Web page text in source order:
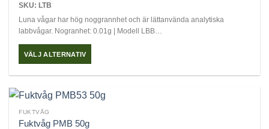
De
olika
alternativen
SKU: LTB
Luna vågar har hög noggrannhet och är lättanvända analytiska
labbvågar. Nogranhet: 0.01g | Modell LBB…
VÄLJ ALTERNATIV
produkten
flera
FUKTVÅG
Fuktvåg PMB 50g